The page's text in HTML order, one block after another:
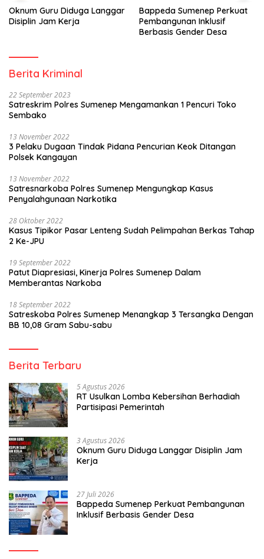
Oknum Guru Diduga Langgar
Disiplin Jam Kerja
Bappeda Sumenep Perkuat
Pembangunan Inklusif
Berbasis Gender Desa
Berita Kriminal
22 September 2023
Satreskrim Polres Sumenep Mengamankan 1 Pencuri Toko
Sembako
13 November 2022
3 Pelaku Dugaan Tindak Pidana Pencurian Keok Ditangan
Polsek Kangayan
13 November 2022
Satresnarkoba Polres Sumenep Mengungkap Kasus
Penyalahgunaan Narkotika
28 Oktober 2022
Kasus Tipikor Pasar Lenteng Sudah Pelimpahan Berkas Tahap
2 Ke-JPU
19 September 2022
Patut Diapresiasi, Kinerja Polres Sumenep Dalam
Memberantas Narkoba
18 September 2022
Satreskoba Polres Sumenep Menangkap 3 Tersangka Dengan
BB 10,08 Gram Sabu-sabu
Berita Terbaru
5 Agustus 2026
RT Usulkan Lomba Kebersihan Berhadiah
Partisipasi Pemerintah
3 Agustus 2026
Oknum Guru Diduga Langgar Disiplin Jam
Kerja
27 Juli 2026
Bappeda Sumenep Perkuat Pembangunan
Inklusif Berbasis Gender Desa